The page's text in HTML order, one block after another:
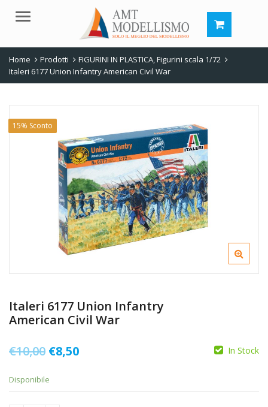
Menu
Home Prodotti FIGURINI IN PLASTICA,Figurini scala 1/72
Italeri 6177 Union Infantry American Civil War
15% Sconto
Italeri 6177 Union Infantry
American Civil War
€10,00 Il
€8,50Il
In Stock
Disponibile